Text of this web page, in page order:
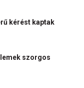
kérést kaptak
szorgos